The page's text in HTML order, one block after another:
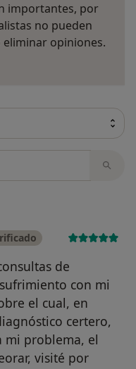
importantes, por
no pueden
opiniones.
de
con mi
el cual, en
certero,
mi problema, el
visité por